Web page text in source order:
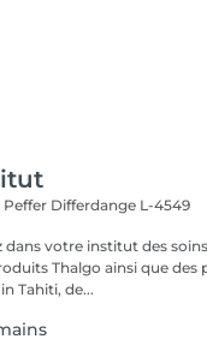
Peffer Differdange L-4549
dans votre institut des
Thalgo ainsi que des
Tahiti, de...